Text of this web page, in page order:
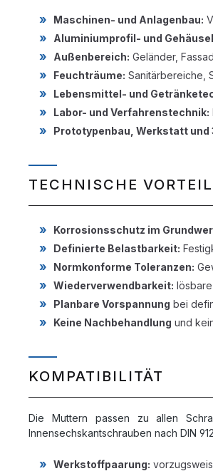
Maschinen- und Anlagenbau:
Aluminiumprofil- und
Außenbereich: Geländer,
Feuchträume: Sanitärbereiche,
Lebensmittel- und
Labor- und Verfahrenstechnik:
Prototypenbau, Werkstatt und
TECHNISCHE
Korrosionsschutz im
Definierte Belastbarkeit:
Normkonforme Toleranzen:
Wiederverwendbarkeit:
Planbare Vorspannung bei
Keine Nachbehandlung und
KOMPATIBILITÄT
Die Muttern passen zu allen
Innensechskantschrauben nach DIN
Werkstoffpaarung: